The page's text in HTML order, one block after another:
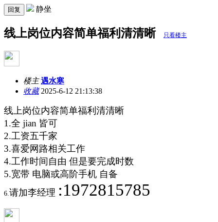
回复 静坐
线上岗位内容简单福利清清晰 只看楼主
楼主 遇水寒
收藏2025-6-12 21:13:38
线上岗位内容简单福利清清晰
1.全 jian 皆可
2.工资五千家
3.喜爱网路相关工作
4.工作时间自由 但是要完成时数
5.宽带 电脑或高阶手机 自备
6. 请加李经理 :1972815785